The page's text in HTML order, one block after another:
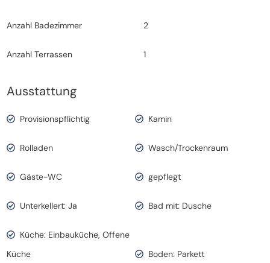
Anzahl Badezimmer 2
Anzahl Terrassen 1
Ausstattung
Provisionspflichtig Kamin
Rolladen Wasch/Trockenraum
Gäste-WC gepflegt
Unterkellert: Ja Bad mit: Dusche
Küche: Einbauküche, Offene
Küche
Boden: Parkett